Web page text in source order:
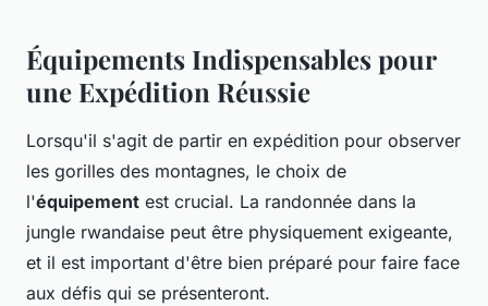
Équipements Indispensables pour
une Expédition Réussie
Lorsqu'il s'agit de partir en expédition pour observer
les gorilles des montagnes, le choix de
l'équipement est crucial. La randonnée dans la
jungle rwandaise peut être physiquement exigeante,
et il est important d'être bien préparé pour faire face
aux défis qui se présenteront.